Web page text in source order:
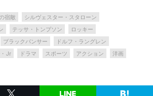
宿敵
シルヴェスター・スタローン
テッサ・トンプソン
ロッキー
ブラックパンサー
ドルフ・ラングレン
Jr
ドラマ スポーツ アクション 洋画